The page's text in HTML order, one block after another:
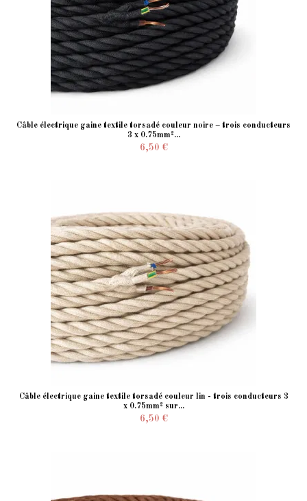
Câble électrique gaine textile torsadé couleur noire – trois conducteurs
3 x 0.75mm²...
6,50 €
Câble électrique gaine textile torsadé couleur lin - trois conducteurs 3
x 0.75mm² sur...
6,50 €